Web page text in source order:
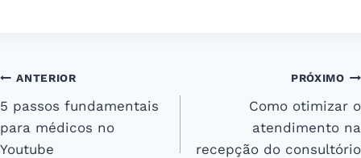
Navegação
de
Post
ANTERIOR
5 passos fundamentais
para médicos no
Youtube
PRÓXIMO
Como otimizar o
atendimento na
recepção do consultório